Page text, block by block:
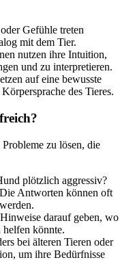
Gefühle treten
mit dem Tier.
nutzen ihre Intuition,
und zu interpretieren.
auf eine bewusste
des Tieres.
zu lösen, die
plötzlich aggressiv?
Antworten können oft
darauf geben, wo
helfen könnte.
bei älteren Tieren oder
um ihre Bedürfnisse